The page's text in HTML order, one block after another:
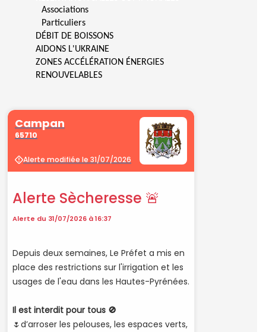
Associations
Particuliers
DÉBIT DE BOISSONS
AIDONS L'UKRAINE
ZONES ACCÉLÉRATION ÉNERGIES
RENOUVELABLES